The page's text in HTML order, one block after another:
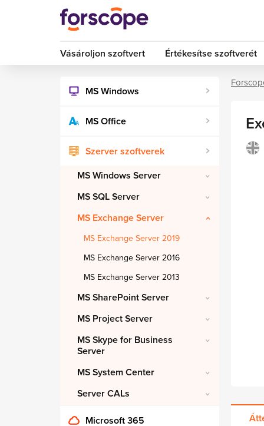
Vásároljon szoftvert Értékesítse szoftverét
MS Windows
MS Office
Szerver szoftverek
MS Windows Server
MS SQL Server
MS Exchange Server
MS Exchange Server 2019
MS Exchange Server 2016
MS Exchange Server 2013
MS SharePoint Server
MS Project Server
MS Skype for Business
Server
MS System Center
Server CALs
Microsoft 365